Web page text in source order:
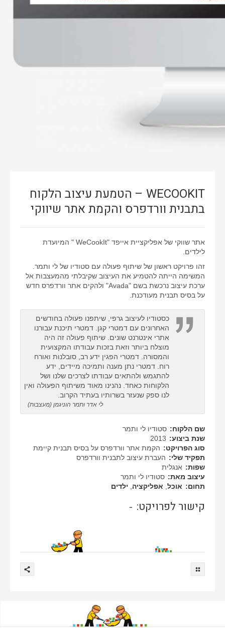
WECOOKIT – הטמעת עיצוב הלקוח
בתבנית וורדפרס והקמת אתר שיווקי
אתר שווקי של אפליקציית אייפד "WeCookIt " המיועדת
לילדים.
זהו פרויקט ראשון של שיתוף פעולה עם סטודיו של לי ותמר.
המשימה הייתה להטמיע את העיצוב שקיבלתי מהמעצבות אל
ערכת עיצוב נרכשת בשם "Avada" ולהקים אתר וורדפרס חדש
על בסיס תבנית מעודכנת.
כסטודיו לעיצוב גרפי, שיתפנו פעולה בחודשים
האחרונים עם דמטרי קגן. דמטרי תיכנת עבורנו
אתרי אינטרנט שונים. שיתוף פעולה זה היה
מוצלח ביותר וזאת בזכות עבודתו המקצועית
והמסורה. דמטרי הפגין ידע רב, סובלנות ואורח
רוח. דמטרי נתן מענה ותמיכה מיידים, ידע
להתגמש ולהתאים עבודתו לצרכים שלנו ושל
הלקוחות כאחד. נהנינו מאוד משיתוף הפעולה ואין
לנו ספק שנעזר בשרותיו בעתיד הקרוב.
לי אדר ותמר הוניגמן (מעצבות)
שם הלקוח: סטודיו לי ותמר
שנת ביצוע:
סוג הפרויקט: הקמת אתר וורדפרס על בסיס תבנית קיימת
תפקיד שלי: העברת עיצוב לתבנית וורדפרס
שפות: אנגלית
עיצוב מאת: סטודיו לי ותמר
תחום: אוכל, אפליקציה, ילדים
קישור לפרויקט: -